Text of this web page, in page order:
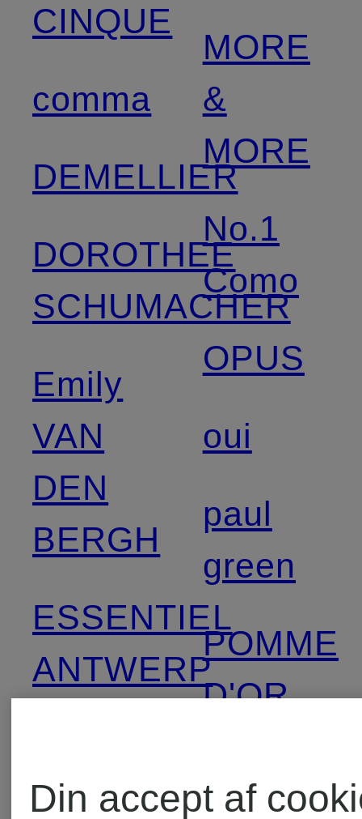
CINQUE
comma
DEMELLIER
DOROTHEE
SCHUMACHER
Emily
VAN
DEN
BERGH
ESSENTIEL
ANTWERP
MORE
&
MORE
No.1
Como
OPUS
oui
paul
green
POMME
D'OR
Din accept af